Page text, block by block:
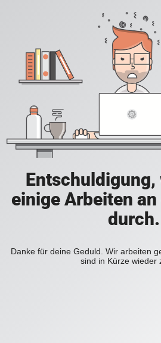
einige Arbeiten
durch.
Danke für deine Geduld. Wir arbeiten
sind in Kürze wieder